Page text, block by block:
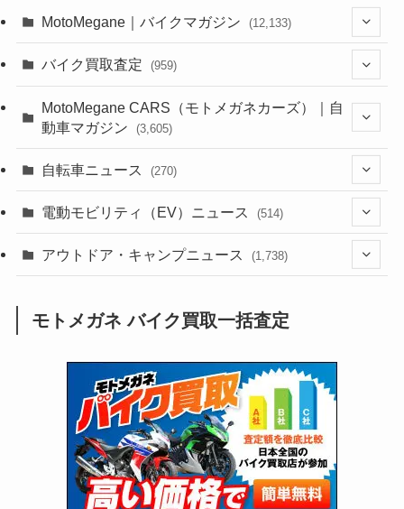
MotoMegane｜バイクマガジン (12,133)
(44)
(638)
(118)
(60)
(31)
(51)
(34)
(5)
(12)
(252)
(38)
(24)
(16)
(25)
(24)
(47)
(249)
(64)
(16)
(62)
(4)
(6)
(306)
(6,956)
(2,473)
(249)
(1,226)
(12)
(131)
(38)
(131)
(167)
(85)
(21)
(171)
(98)
(274)
(66)
(16)
(141)
(255)
(204)
(1,141)
(166)
(23)
(33)
(34)
(415)
(16)
バイク買取査定 (959)
(352)
MotoMegane CARS（モトメガネカーズ）｜自
動車マガジン
(3,605)
(185)
(137)
(73)
(2,744)
(126)
(170)
自転車ニュース (270)
(54)
(211)
電動モビリティ（EV）ニュース (514)
(132)
(171)
(118)
(27)
アウトドア・キャンプニュース (1,738)
(1,605)
(147)
(13)
(19)
モトメガネ バイク買取一括査定